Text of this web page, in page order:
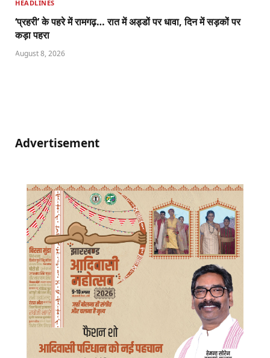
HEADLINES
‘प्रहरी’ के पहरे में रामगढ़… रात में अड्डों पर धावा, दिन में सड़कों पर
कड़ा पहरा
August 8, 2026
Advertisement